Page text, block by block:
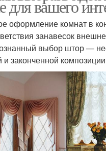
для вашего
оформление комнат в
занавесок
выбор штор —
и законченной